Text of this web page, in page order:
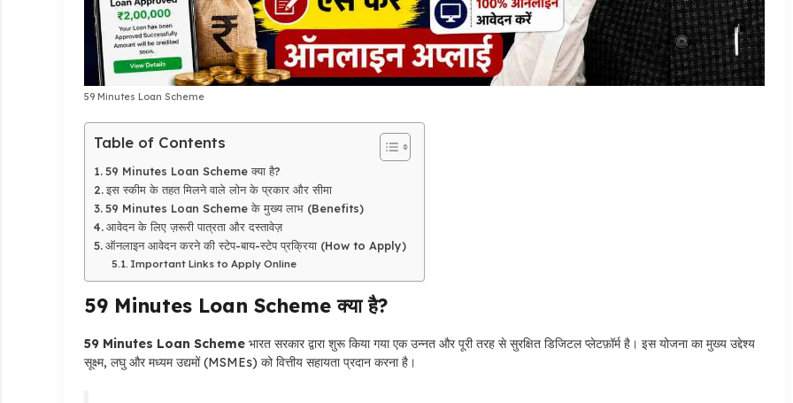
59 Minutes Loan Scheme
Table of Contents
59 Minutes Loan Scheme क्या है?
इस स्कीम के तहत मिलने वाले लोन के प्रकार और सीमा
59 Minutes Loan Scheme के मुख्य लाभ (Benefits)
आवेदन के लिए ज़रूरी पात्रता और दस्तावेज़
ऑनलाइन आवेदन करने की स्टेप-बाय-स्टेप प्रक्रिया (How to Apply)
Important Links to Apply Online
59 Minutes Loan Scheme क्या है?
59 Minutes Loan Scheme भारत सरकार द्वारा शुरू किया गया एक उन्नत और पूरी तरह से सुरक्षित डिजिटल प्लेटफ़ॉर्म है। इस योजना का मुख्य उद्देश्य
सूक्ष्म, लघु और मध्यम उद्यमों (MSMEs) को वित्तीय सहायता प्रदान करना है।